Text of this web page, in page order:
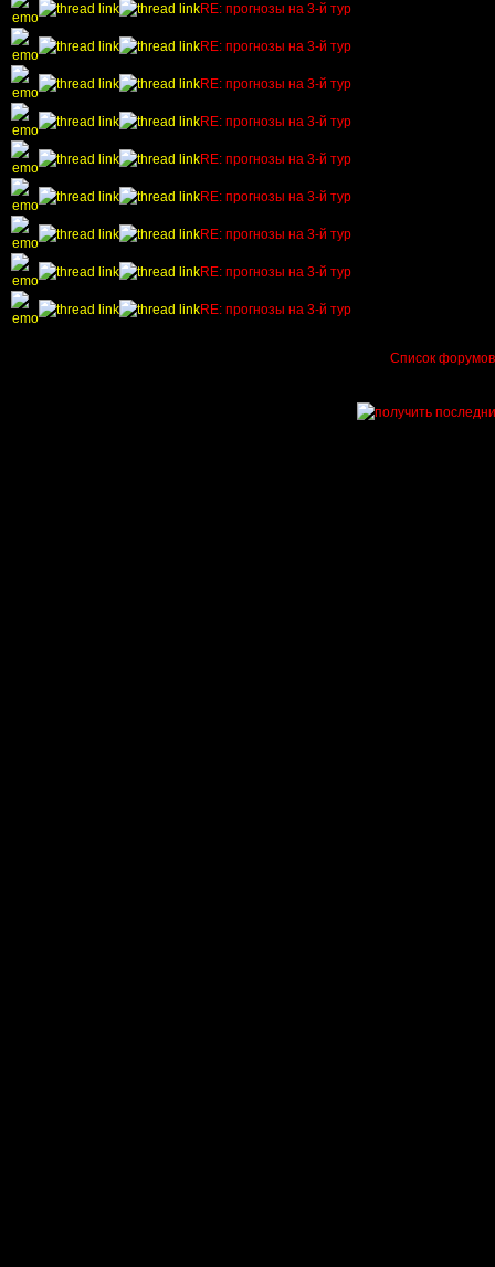
RE: прогнозы на 3-й тур
RE: прогнозы на 3-й тур
RE: прогнозы на 3-й тур
RE: прогнозы на 3-й тур
RE: прогнозы на 3-й тур
RE: прогнозы на 3-й тур
RE: прогнозы на 3-й тур
RE: прогнозы на 3-й тур
RE: прогнозы на 3-й тур
Список